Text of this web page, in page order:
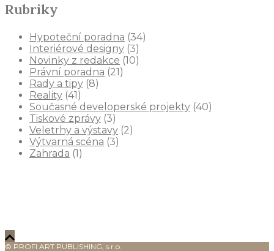
Rubriky
Hypoteční poradna (34)
Interiérové designy (3)
Novinky z redakce (10)
Právní poradna (21)
Rady a tipy (8)
Reality (41)
Současné developerské projekty (40)
Tiskové zprávy (3)
Veletrhy a výstavy (2)
Výtvarná scéna (3)
Zahrada (1)